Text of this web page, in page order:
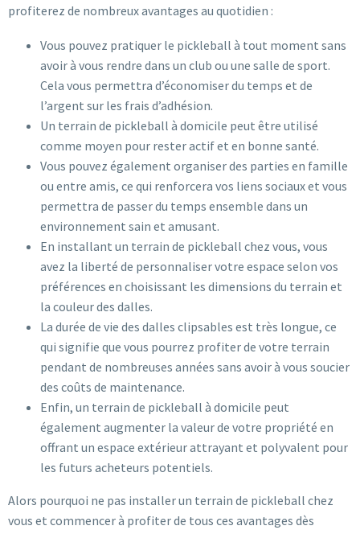
profiterez de nombreux avantages au quotidien :
Vous pouvez pratiquer le pickleball à tout moment sans
avoir à vous rendre dans un club ou une salle de sport.
Cela vous permettra d’économiser du temps et de
l’argent sur les frais d’adhésion.
Un terrain de pickleball à domicile peut être utilisé
comme moyen pour rester actif et en bonne santé.
Vous pouvez également organiser des parties en famille
ou entre amis, ce qui renforcera vos liens sociaux et vous
permettra de passer du temps ensemble dans un
environnement sain et amusant.
En installant un terrain de pickleball chez vous, vous
avez la liberté de personnaliser votre espace selon vos
préférences en choisissant les dimensions du terrain et
la couleur des dalles.
La durée de vie des dalles clipsables est très longue, ce
qui signifie que vous pourrez profiter de votre terrain
pendant de nombreuses années sans avoir à vous soucier
des coûts de maintenance.
Enfin, un terrain de pickleball à domicile peut
également augmenter la valeur de votre propriété en
offrant un espace extérieur attrayant et polyvalent pour
les futurs acheteurs potentiels.
Alors pourquoi ne pas installer un terrain de pickleball chez
vous et commencer à profiter de tous ces avantages dès